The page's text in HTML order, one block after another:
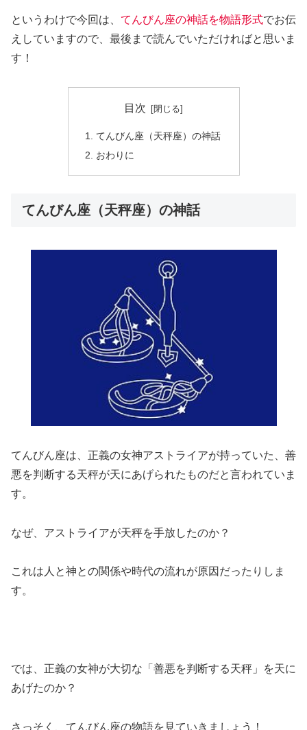
というわけで今回は、 てんびん座の神話を物語形式でお伝
えしていますので、最後まで読んでいただければと思いま
す！
目次
てんびん座（天秤座）の神話
おわりに
てんびん座（天秤座）の神話
てんびん座は、正義の女神アストライアが持っていた、善
悪を判断する天秤が天にあげられたものだと言われていま
す。
なぜ、アストライアが天秤を手放したのか？
これは人と神との関係や時代の流れが原因だったりしま
す。
では、正義の女神が大切な「善悪を判断する天秤」を天に
あげたのか？
さっそく、てんびん座の物語を見ていきましょう！